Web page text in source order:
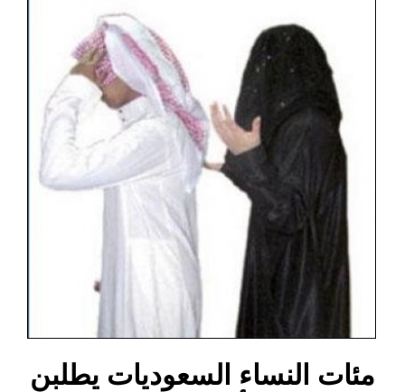
مئات النساء السعوديات يطلبن